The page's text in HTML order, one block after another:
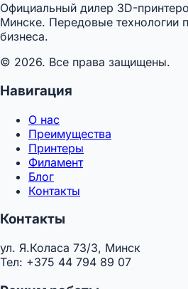
Официальный дилер 3D-
Минске. Передовые технологии
бизнеса.
© 2026. Все права защищены.
Навигация
О нас
Преимущества
Принтеры
Филамент
Блог
Контакты
Контакты
ул. Я.Коласа 73/3, Минск
Тел: +375 44 794 89 07